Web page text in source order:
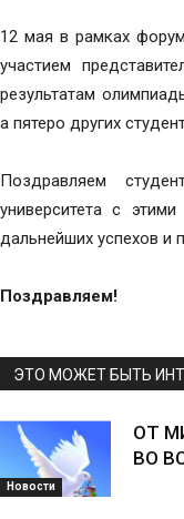
12 мая в рамках
участием
результатам
а пятеро других
Поздравляем
университета с
дальнейших успехов и
Поздравляем!
ЭТО МОЖЕТ БЫТЬ
Новости
ОТ
ВО